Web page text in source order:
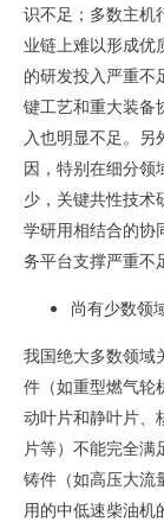
识不足；多数主机
业链上难以形成优
的研发投入严重不
键工艺和重大装备
入也明显不足。
因，特别在细分领
少，关键共性技术
学研用相结合的协
务平台支撑严重不
尚有少数领
我国绝大多数领域
件（如重型燃气轮
动叶片和静叶片、
片等）不能完全
铸件（如高压大流
用的中低速柴油机